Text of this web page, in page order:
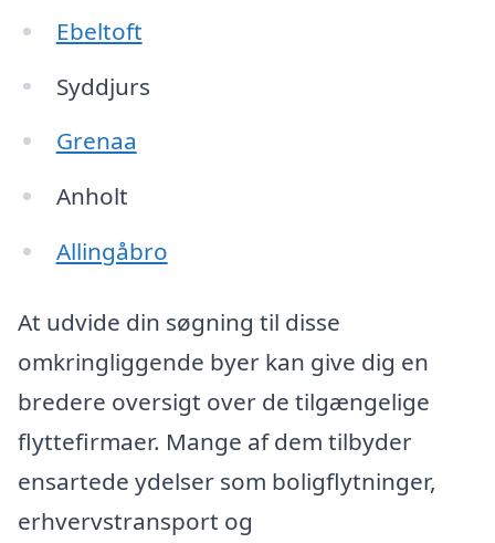
Ebeltoft
Syddjurs
Grenaa
Anholt
Allingåbro
At udvide din søgning til disse
omkringliggende byer kan give dig en
bredere oversigt over de tilgængelige
flyttefirmaer. Mange af dem tilbyder
ensartede ydelser som boligflytninger,
erhvervstransport og